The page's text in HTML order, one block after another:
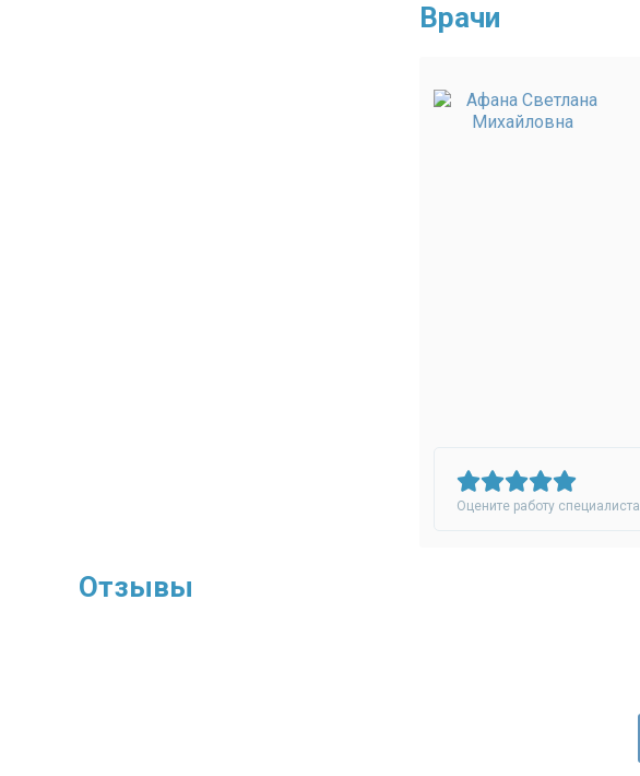
Врачи
Оцените работу специалиста
Отзывы